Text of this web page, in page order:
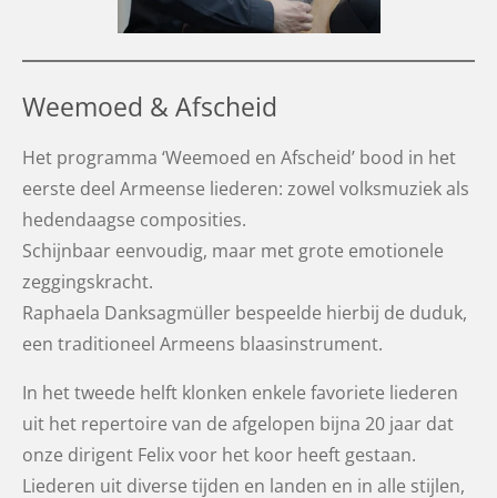
Weemoed & Afscheid
Het programma ‘Weemoed en Afscheid’ bood in het
eerste deel Armeense liederen: zowel volksmuziek als
hedendaagse composities.
Schijnbaar eenvoudig, maar met grote emotionele
zeggingskracht.
Raphaela Danksagmüller bespeelde hierbij de duduk,
een traditioneel Armeens blaasinstrument.
In het tweede helft klonken enkele favoriete liederen
uit het repertoire van de afgelopen bijna 20 jaar dat
onze dirigent Felix voor het koor heeft gestaan.
Liederen uit diverse tijden en landen en in alle stijlen,